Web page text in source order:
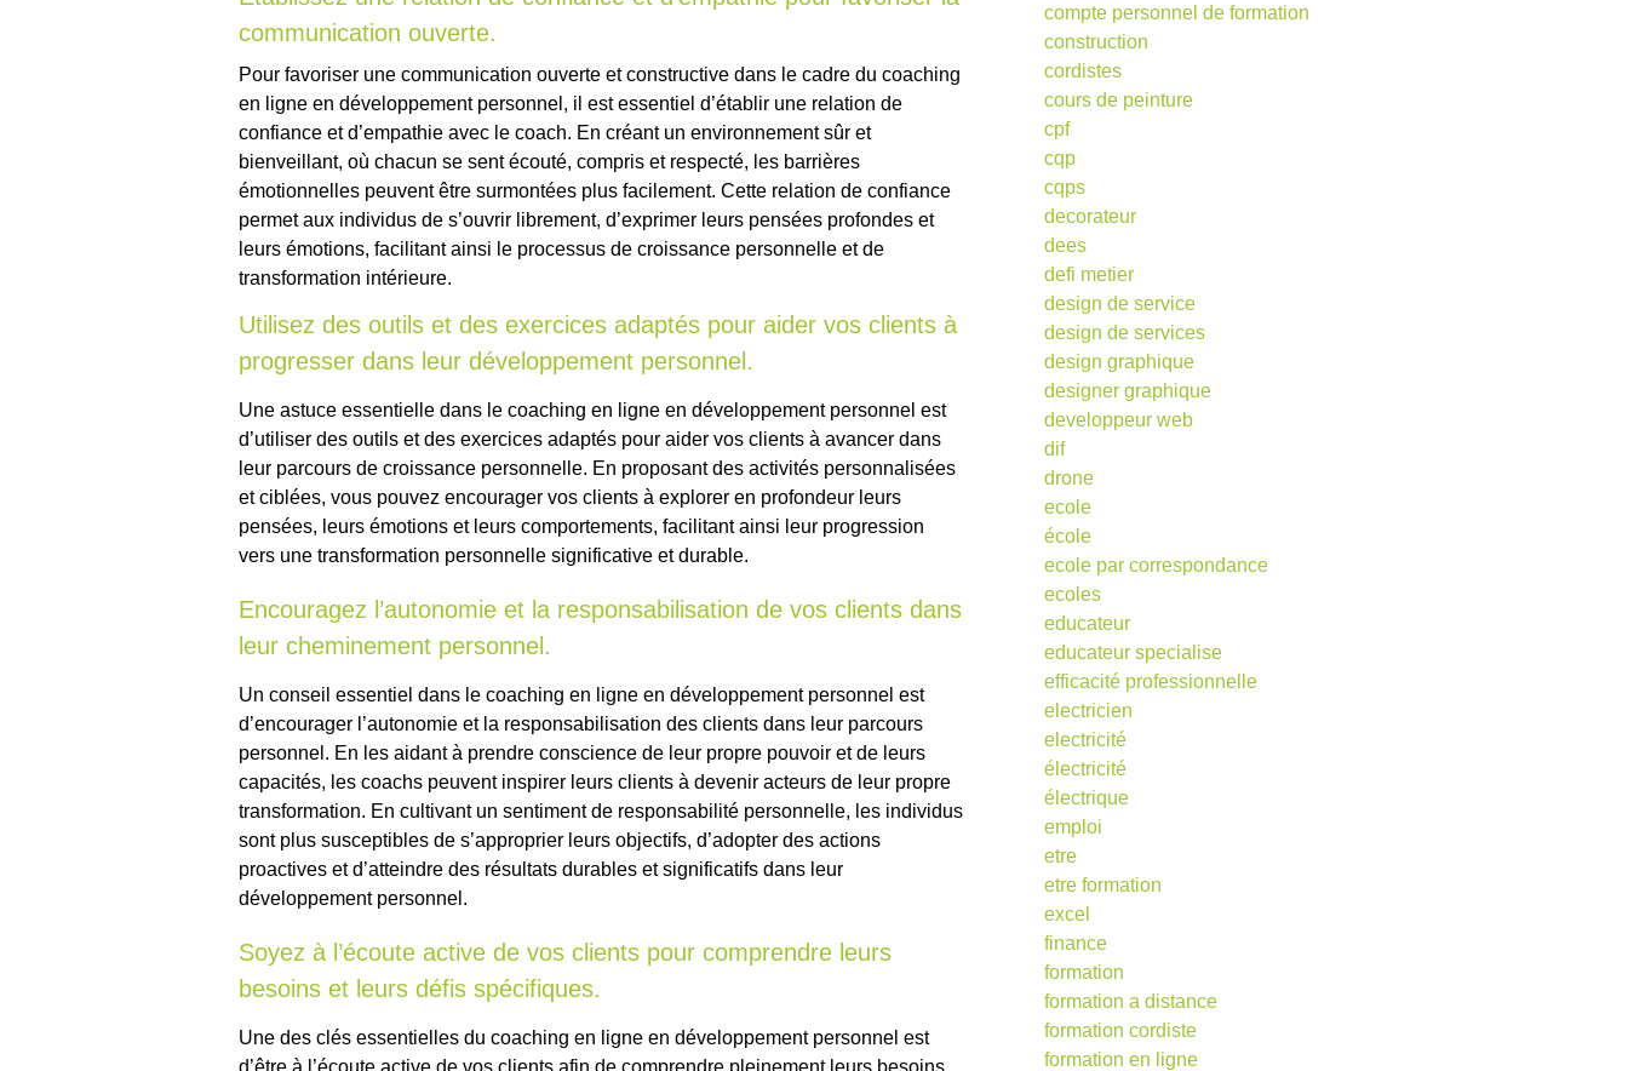
communication ouverte.
Pour favoriser une communication ouverte et constructive dans le cadre du coaching
en ligne en développement personnel, il est essentiel d’établir une relation de
confiance et d’empathie avec le coach. En créant un environnement sûr et
bienveillant, où chacun se sent écouté, compris et respecté, les barrières
émotionnelles peuvent être surmontées plus facilement. Cette relation de confiance
permet aux individus de s’ouvrir librement, d’exprimer leurs pensées profondes et
leurs émotions, facilitant ainsi le processus de croissance personnelle et de
transformation intérieure.
Utilisez des outils et des exercices adaptés pour aider vos clients à
progresser dans leur développement personnel.
Une astuce essentielle dans le coaching en ligne en développement personnel est
d’utiliser des outils et des exercices adaptés pour aider vos clients à avancer dans
leur parcours de croissance personnelle. En proposant des activités personnalisées
et ciblées, vous pouvez encourager vos clients à explorer en profondeur leurs
pensées, leurs émotions et leurs comportements, facilitant ainsi leur progression
vers une transformation personnelle significative et durable.
Encouragez l’autonomie et la responsabilisation de vos clients dans
leur cheminement personnel.
Un conseil essentiel dans le coaching en ligne en développement personnel est
d’encourager l’autonomie et la responsabilisation des clients dans leur parcours
personnel. En les aidant à prendre conscience de leur propre pouvoir et de leurs
capacités, les coachs peuvent inspirer leurs clients à devenir acteurs de leur propre
transformation. En cultivant un sentiment de responsabilité personnelle, les individus
sont plus susceptibles de s’approprier leurs objectifs, d’adopter des actions
proactives et d’atteindre des résultats durables et significatifs dans leur
développement personnel.
Soyez à l’écoute active de vos clients pour comprendre leurs
besoins et leurs défis spécifiques.
Une des clés essentielles du coaching en ligne en développement personnel est
d’être à l’écoute active de vos clients afin de comprendre pleinement leurs besoins
compte personnel de formation
construction
cordistes
cours de peinture
cpf
cqp
cqps
decorateur
dees
defi metier
design de service
design de services
design graphique
designer graphique
developpeur web
dif
drone
ecole
école
ecole par correspondance
ecoles
educateur
educateur specialise
efficacité professionnelle
electricien
electricité
électricité
électrique
emploi
etre
etre formation
excel
finance
formation
formation a distance
formation cordiste
formation en ligne